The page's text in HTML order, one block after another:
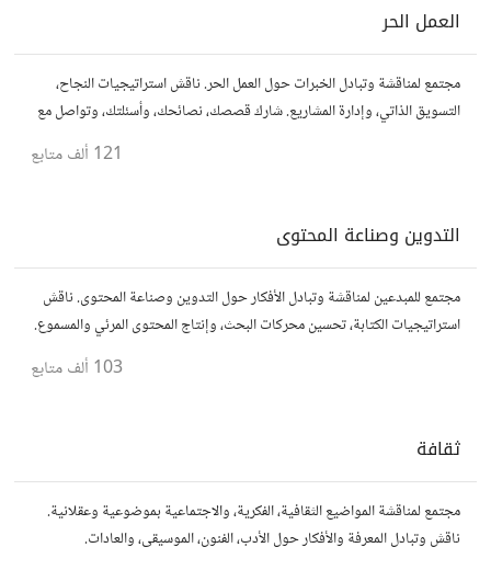
العمل الحر
مجتمع لمناقشة وتبادل الخبرات حول العمل الحر. ناقش استراتيجيات النجاح،
التسويق الذاتي، وإدارة المشاريع. شارك قصصك، نصائحك، وأسئلتك، وتواصل مع
121 ألف متابع
التدوين وصناعة المحتوى
مجتمع للمبدعين لمناقشة وتبادل الأفكار حول التدوين وصناعة المحتوى. ناقش
استراتيجيات الكتابة، تحسين محركات البحث، وإنتاج المحتوى المرئي والمسموع.
103 ألف متابع
ثقافة
مجتمع لمناقشة المواضيع الثقافية، الفكرية، والاجتماعية بموضوعية وعقلانية.
ناقش وتبادل المعرفة والأفكار حول الأدب، الفنون، الموسيقى، والعادات.